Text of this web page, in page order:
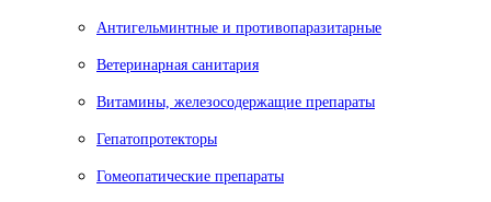
Антигельминтные и противопаразитарные
Ветеринарная санитария
Витамины, железосодержащие препараты
Гепатопротекторы
Гомеопатические препараты